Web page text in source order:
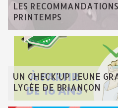
LES
PRINTEMPS
UN CHECK'UP JEUNE
LYCÉE DE BRIANÇON